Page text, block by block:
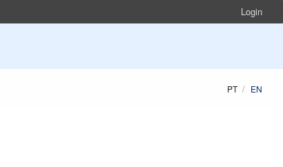
Login
PT EN